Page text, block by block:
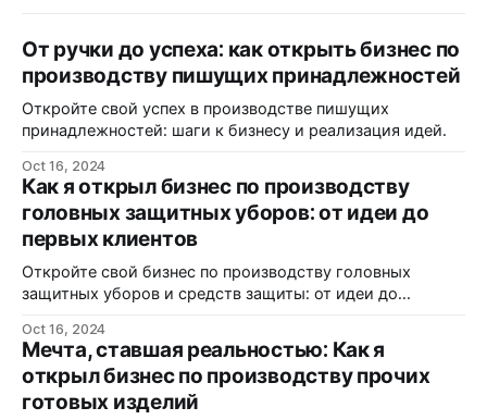
От ручки до успеха: как открыть бизнес по
производству пишущих принадлежностей
Откройте свой успех в производстве пишущих
принадлежностей: шаги к бизнесу и реализация идей.
Oct 16, 2024
Как я открыл бизнес по производству
головных защитных уборов: от идеи до
первых клиентов
Откройте свой бизнес по производству головных
защитных уборов и средств защиты: от идеи до
Oct 16, 2024
Мечта, ставшая реальностью: Как я
открыл бизнес по производству прочих
готовых изделий